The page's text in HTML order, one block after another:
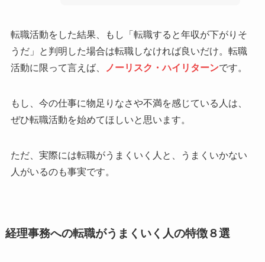
転職活動をした結果、もし「転職すると年収が下がりそ
うだ」と判明した場合は転職しなければ良いだけ。転職
活動に限って言えば、
ノーリスク・ハイリターンです。
もし、今の仕事に物足りなさや不満を感じている人は、
ぜひ転職活動を始めてほしいと思います。
ただ、実際には転職がうまくいく人と、うまくいかない
人がいるのも事実です。
経理事務への転職がうまくいく人の特徴８選